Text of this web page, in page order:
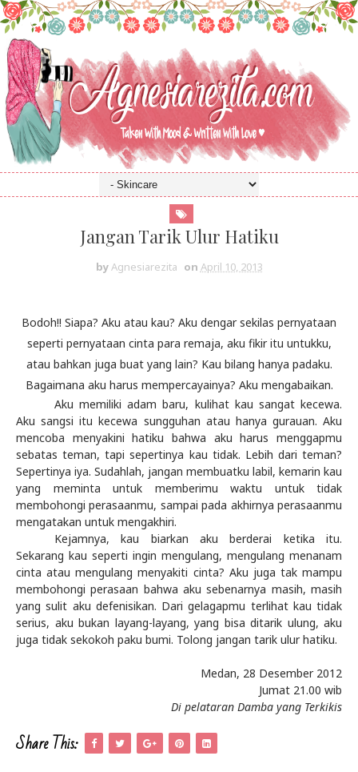
Jangan Tarik Ulur Hatiku
byAgnesiarezita on April 10, 2013
Bodoh!! Siapa? Aku atau kau? Aku dengar sekilas pernyataan
seperti pernyataan cinta para remaja, aku fikir itu untukku,
atau bahkan juga buat yang lain? Kau bilang hanya padaku.
Bagaimana aku harus mempercayainya? Aku mengabaikan.
Aku memiliki adam baru, kulihat kau sangat kecewa.
Aku sangsi itu kecewa sungguhan atau hanya gurauan. Aku
mencoba menyakini hatiku bahwa aku harus menggapmu
sebatas teman, tapi sepertinya kau tidak. Lebih dari teman?
Sepertinya iya. Sudahlah, jangan membuatku labil, kemarin kau
yang meminta untuk memberimu waktu untuk tidak
membohongi perasaanmu, sampai pada akhirnya perasaanmu
mengatakan untuk mengakhiri.
Kejamnya, kau biarkan aku berderai ketika itu.
Sekarang kau seperti ingin mengulang, mengulang menanam
cinta atau mengulang menyakiti cinta? Aku juga tak mampu
membohongi perasaan bahwa aku sebenarnya masih, masih
yang sulit aku defenisikan. Dari gelagapmu terlihat kau tidak
serius, aku bukan layang-layang, yang bisa ditarik ulung, aku
juga tidak sekokoh paku bumi. Tolong jangan tarik ulur hatiku.
Medan, 28 Desember 2012
Jumat 21.00 wib
Di pelataran Damba yang Terkikis
Share This: